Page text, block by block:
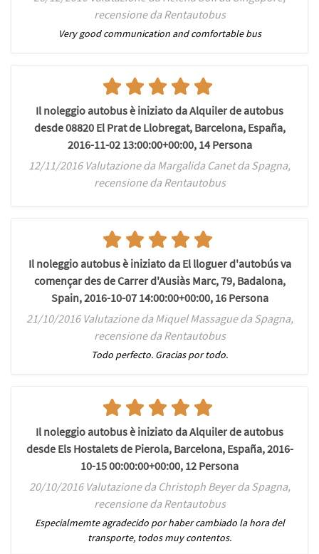
recensione da Rentautobus
Very good communication and comfortable bus
Il noleggio autobus è iniziato da Alquiler de autobus
desde 08820 El Prat de Llobregat, Barcelona, España,
2016-11-02 13:00:00+00:00, 14 Persona
12/11/2016 Valutazione da Margalida Canet da Spagna,
recensione da Rentautobus
Il noleggio autobus è iniziato da El lloguer d'autobús va
començar des de Carrer d'Ausiàs Marc, 79, Badalona,
Spain, 2016-10-07 14:00:00+00:00, 16 Persona
21/10/2016 Valutazione da Miquel Massague da Spagna,
recensione da Rentautobus
Todo perfecto. Gracias por todo.
Il noleggio autobus è iniziato da Alquiler de autobus
desde Els Hostalets de Pierola, Barcelona, España, 2016-
10-15 00:00:00+00:00, 12 Persona
20/10/2016 Valutazione da Christoph Beyer da Spagna,
recensione da Rentautobus
Especialmemte agradecido por haber cambiado la hora del
transporte, todos muy contentos.